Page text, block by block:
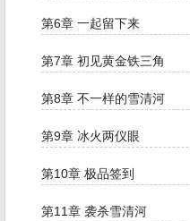
第6章 一起留下来
第7章 初见黄金铁三角
第8章 不一样的雪清河
第9章 冰火两仪眼
第10章 极品签到
第11章 袭杀雪清河